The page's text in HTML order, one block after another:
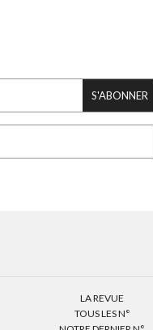
S'ABONNER
LA REVUE
TOUS LES N°